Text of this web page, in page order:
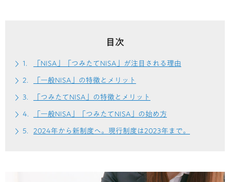
目次
「NISA」「つみたてNISA」が注目される理由
「一般NISA」の特徴とメリット
「つみたてNISA」の特徴とメリット
「一般NISA」「つみたてNISA」の始め方
2024年から新制度へ。現行制度は2023年まで。